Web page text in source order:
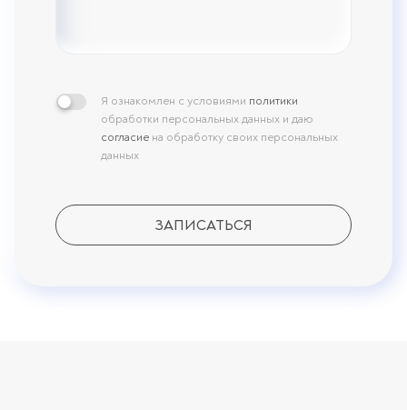
Я ознакомлен с условиями политики
обработки персональных данных и даю
согласие на обработку своих персональных
данных
ЗАПИСАТЬСЯ